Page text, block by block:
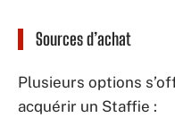
Sources d’achat
Plusieurs options
acquérir un Staffie :